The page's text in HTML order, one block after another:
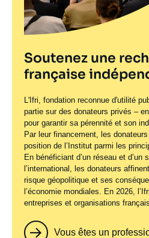
Soutenez une
française
L'Ifri, fondation reconnue d'utilité
partie sur des donateurs privés –
pour garantir sa pérennité et son
Par leur financement, les
position de l’Institut parmi les
En bénéficiant d’un réseau et d’un
l’international, les donateurs
risque géopolitique et ses
l’économie mondiales. En 2026,
entreprises et organisations
Vous êtes un